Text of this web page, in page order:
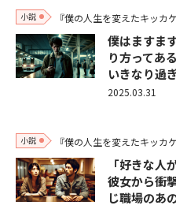
小説 『僕の人生を変えたキッカケ
僕はますま
り方ってあ
いきなり過
2025.03.31
小説 『僕の人生を変えたキッカケ
「好きな人
彼女から衝
じ職場のあ